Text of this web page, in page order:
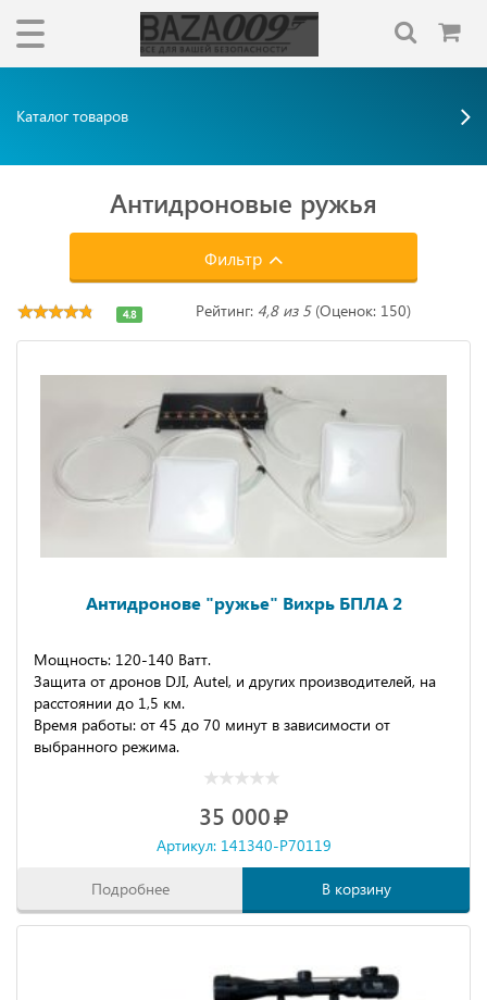
Каталог товаров
Антидроновые ружья
Фильтр
Антидронове "ружье" Вихрь БПЛА 2
Мощность: 120-140 Ватт.
Защита от дронов DJI, Autel, и других производителей, на
расстоянии до 1,5 км.
Время работы: от 45 до 70 минут в зависимости от
выбранного режима.
35 000
Артикул: 141340-P70119
Подробнее В корзину
4.8 Рейтинг: 4,8 из 5(Оценок: 150)